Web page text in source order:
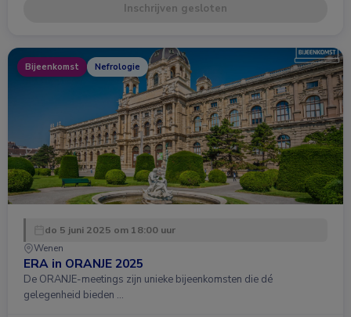
Inschrijven gesloten
Bijeenkomst Nefrologie
do 5 juni 2025 om 18:00 uur
Wenen
ERA in ORANJE 2025
De ORANJE-meetings zijn unieke bijeenkomsten die dé
gelegenheid bieden …